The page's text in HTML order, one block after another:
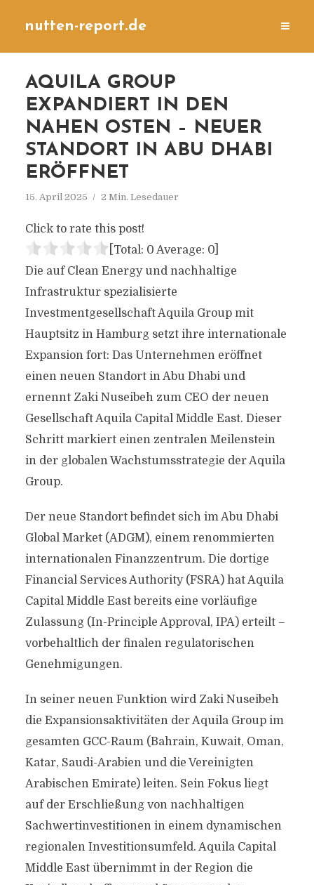
nutten-report.de
AQUILA GROUP
EXPANDIERT IN DEN
NAHEN OSTEN – NEUER
STANDORT IN ABU DHABI
ERÖFFNET
15. April 2025 2 Min. Lesedauer
Click to rate this post!
[Total: 0 Average: 0]
Die auf Clean Energy und nachhaltige
Infrastruktur spezialisierte
Investmentgesellschaft Aquila Group mit
Hauptsitz in Hamburg setzt ihre internationale
Expansion fort: Das Unternehmen eröffnet
einen neuen Standort in Abu Dhabi und
ernennt Zaki Nuseibeh zum CEO der neuen
Gesellschaft Aquila Capital Middle East. Dieser
Schritt markiert einen zentralen Meilenstein
in der globalen Wachstumsstrategie der Aquila
Group.
Der neue Standort befindet sich im Abu Dhabi
Global Market (ADGM), einem renommierten
internationalen Finanzzentrum. Die dortige
Financial Services Authority (FSRA) hat Aquila
Capital Middle East bereits eine vorläufige
Zulassung (In-Principle Approval, IPA) erteilt –
vorbehaltlich der finalen regulatorischen
Genehmigungen.
In seiner neuen Funktion wird Zaki Nuseibeh
die Expansionsaktivitäten der Aquila Group im
gesamten GCC-Raum (Bahrain, Kuwait, Oman,
Katar, Saudi-Arabien und die Vereinigten
Arabischen Emirate) leiten. Sein Fokus liegt
auf der Erschließung von nachhaltigen
Sachwertinvestitionen in einem dynamischen
regionalen Investitionsumfeld. Aquila Capital
Middle East übernimmt in der Region die